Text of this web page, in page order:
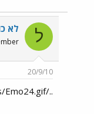
ל לא
20/9/10
../images/Emo24.gifתודה רבה, נזדקק לזה ומעריכה את זה.